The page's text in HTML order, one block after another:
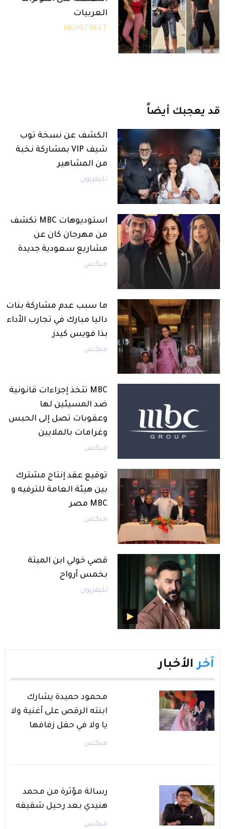
العربيات
HIGHSTREET
قد يعجبك أيضاً
الكشف عن نسخة توب
شيف VIP بمشاركة نخبة
من المشاهير
تليفزيون
استوديوهات MBC تكشف
من مهرجان كان عن
مشاريع سعودية جديدة
ميكس
ما سبب عدم مشاركة بنات
داليا مبارك في تجارب الأداء
بذا فويس كيدز
ميكس
MBC تتخذ إجراءات قانونية
ضد المسيئين لها
وعقوبات تصل إلى الحبس
وغرامات بالملايين
ميكس
توقيع عقد إنتاج مشترك
بين هيئة العامة للترفيه و
MBC مصر
ميكس
قصي خولي ابن الميتة
بخمس أرواح
تليفزيون
آخر الأخبار
محمود حميدة يشارك
ابنته الرقص على أغنية ولا
يا ولا في حفل زفافها
ميكس
رسالة مؤثرة من محمد
هنيدي بعد رحيل شقيقه
ميكس